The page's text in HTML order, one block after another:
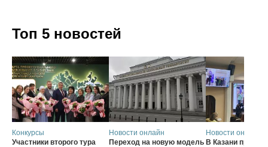
Топ 5 новостей
Конкурсы
Участники второго тура
Новости онлайн
Переход на новую модель
Новости онлайн
В Казани